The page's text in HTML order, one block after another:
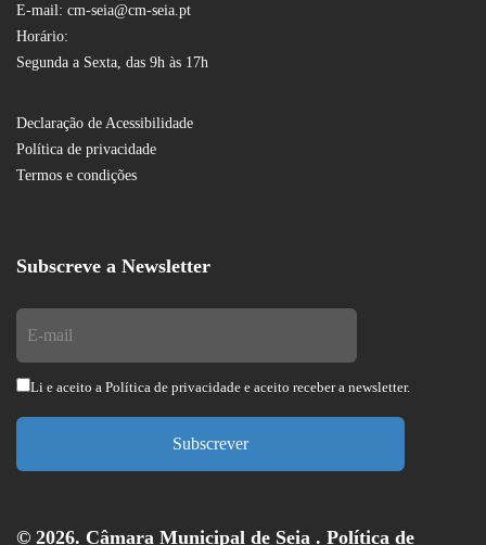
E-mail: cm-seia@cm-seia.pt
Horário:
Segunda a Sexta, das 9h às 17h
Declaração de Acessibilidade
Política de privacidade
Termos e condições
Subscreve a Newsletter
Li e aceito a Política de privacidade e aceito receber a newsletter.
Subscrever
© 2026. Câmara Municipal de Seia . Política de